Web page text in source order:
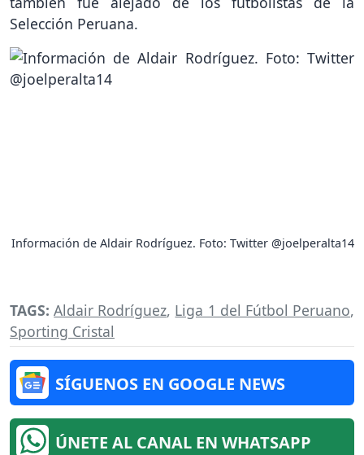
Selección Peruana.
Información de Aldair Rodríguez. Foto: Twitter @joelperalta14
TAGS:Aldair Rodríguez, Liga 1 del Fútbol Peruano,
Sporting Cristal
SÍGUENOS EN GOOGLE NEWS
ÚNETE AL CANAL EN WHATSAPP